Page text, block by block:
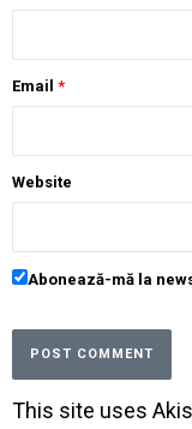
Email *
Website
Abonează-mă la
This site uses